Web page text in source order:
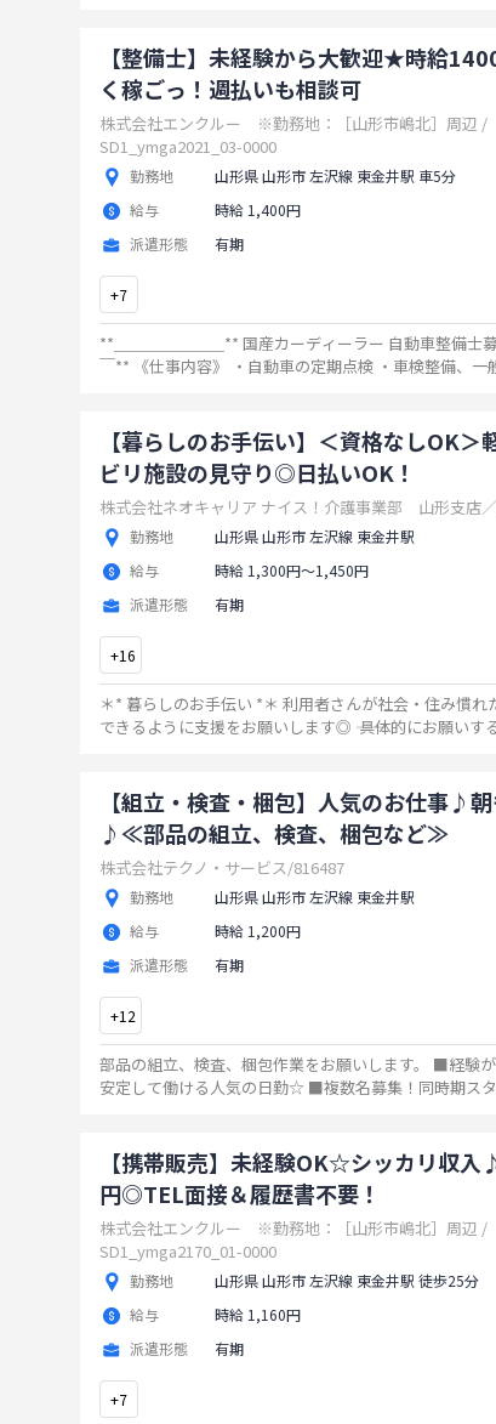
【整備士】未経験から大歓迎★時給
く稼ごっ！週払いも相談可
株式会社エンクルー ※勤務地：［山形市嶋北］周辺 /
SD1_ymga2021_03-0000
勤務地
山形県 山形市 左沢線 東金井駅 車5分
給与
時給 1,400円
派遣形態
有期
+7
**＿＿＿＿＿＿＿** 国産カーディーラー 自動車整備士
￣** 《仕事内容》 ・自動車の定期点検 ・車検整備、一般整備 ・故障診断 ・
【暮らしのお手伝い】＜資格なしOK＞
ビリ施設の見守り◎日払いOK！
株式会社ネオキャリア ナイス！介護事業部 山形支店／
勤務地
山形県 山形市 左沢線 東金井駅
給与
時給 1,300円〜1,450円
派遣形態
有期
+16
＊* 暮らしのお手伝い *＊ 利用者さんが社会・住み慣れ
できるように支援をお願いします◎ ―― 具体的にお願いする事は▼ 生活の場での
【組立・検査・梱包】人気のお仕事♪
♪≪部品の組立、検査、梱包など≫
株式会社テクノ・サービス/816487
勤務地
山形県 山形市 左沢線 東金井駅
給与
時給 1,200円
派遣形態
有期
+12
部品の組立、検査、梱包作業をお願いします。 ■経験がなくても大丈夫◎ ■
安定して働ける人気の日勤☆ ■複数名募集！同時期スタート
【携帯販売】未経験OK☆シッカリ収
円◎TEL面接＆履歴書不要！
株式会社エンクルー ※勤務地：［山形市嶋北］周辺 /
SD1_ymga2170_01-0000
勤務地
山形県 山形市 左沢線 東金井駅 徒歩25分
給与
時給 1,160円
派遣形態
有期
+7